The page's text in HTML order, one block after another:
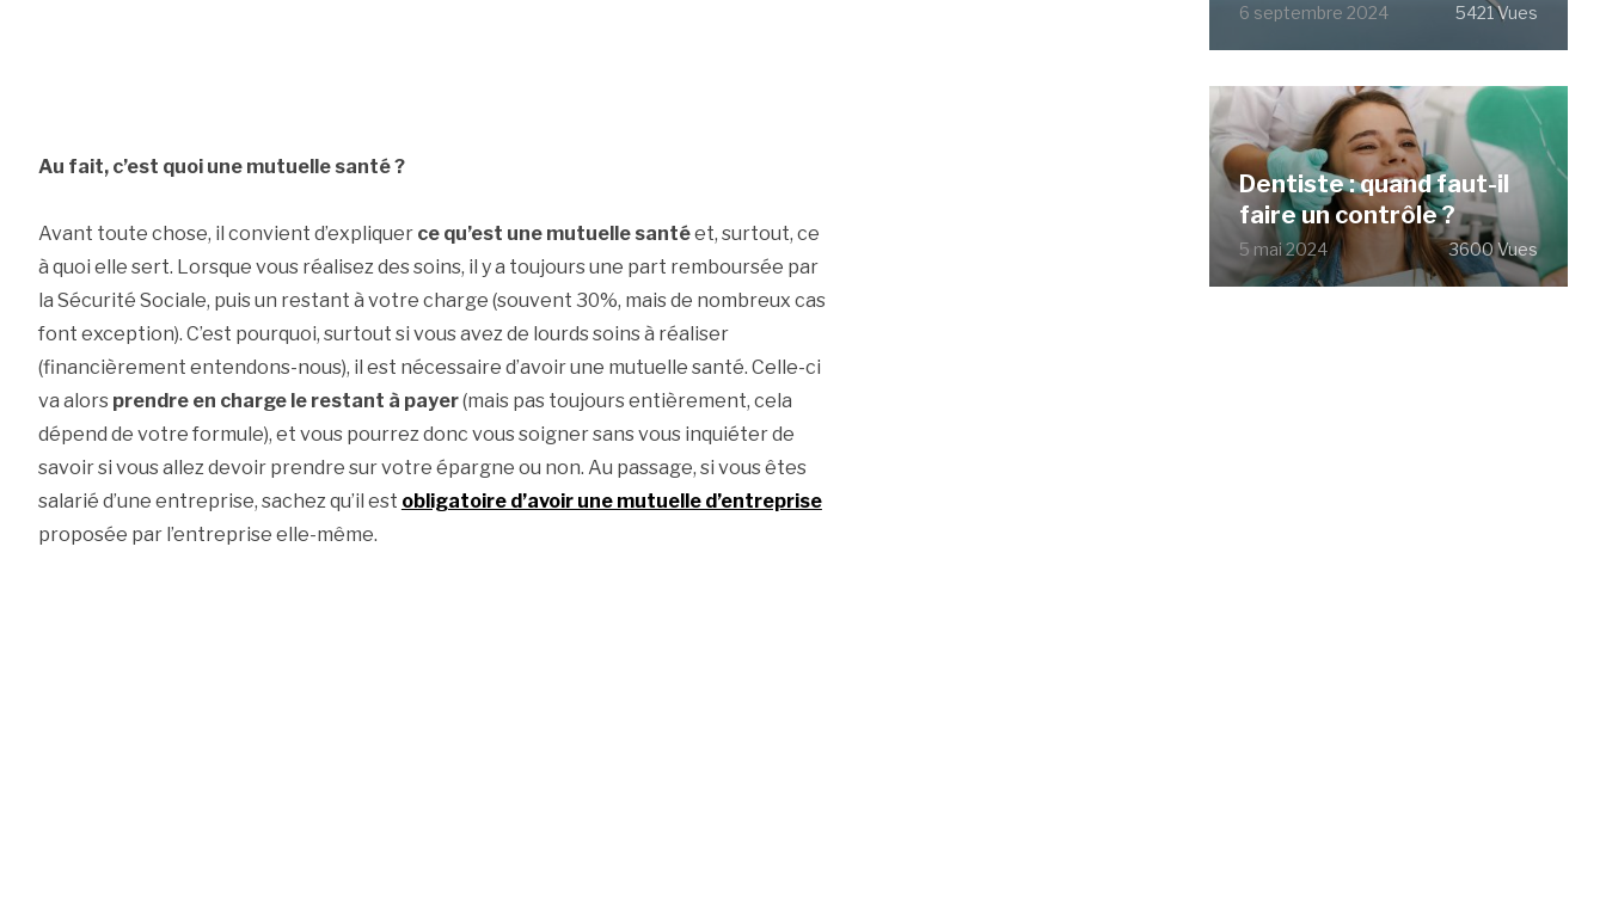
Au fait, c’est quoi une mutuelle santé ?
Avant toute chose, il convient d’expliquer ce qu’est une mutuelle santéet, surtout, ce
à quoi elle sert. Lorsque vous réalisez des soins, il y a toujours une part remboursée par
la Sécurité Sociale, puis un restant à votre charge (souvent 30%, mais de nombreux cas
font exception). C’est pourquoi, surtout si vous avez de lourds soins à réaliser
(financièrement entendons-nous), il est nécessaire d’avoir une mutuelle santé. Celle-ci
va alors prendre en charge le restant à payer(mais pas toujours entièrement, cela
dépend de votre formule), et vous pourrez donc vous soigner sans vous inquiéter de
savoir si vous allez devoir prendre sur votre épargne ou non. Au passage, si vous êtes
salarié d’une entreprise, sachez qu’il est obligatoire d’avoir une mutuelle d’entreprise
proposée par l’entreprise elle-même.
6 septembre 2024 5421 Vues
Dentiste : quand faut-il
faire un contrôle ?
5 mai 2024 3600 Vues